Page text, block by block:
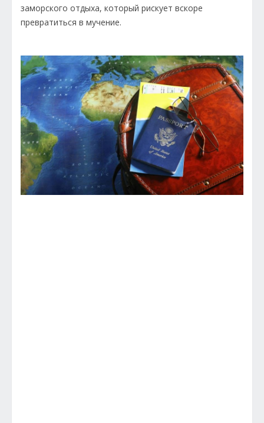
заморского отдыха, который рискует вскоре
превратиться в мучение.